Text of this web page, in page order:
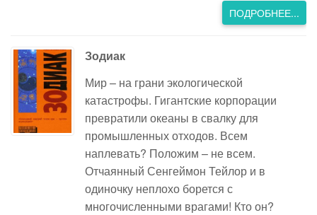
ПОДРОБНЕЕ...
Зодиак
Мир – на грани экологической
катастрофы. Гигантские корпорации
превратили океаны в свалку для
промышленных отходов. Всем
наплевать? Положим – не всем.
Отчаянный Сенгеймон Тейлор и в
одиночку неплохо борется с
многочисленными врагами! Кто он?